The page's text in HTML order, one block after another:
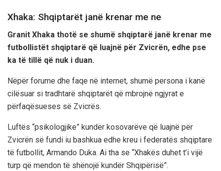
Xhaka: Shqiptarët janë krenar me ne
Granit Xhaka thotë se shumë shqiptarë janë krenar me
futbollistët shqiptarë që luajnë për Zvicrën, edhe pse
ka të tillë që nuk i duan.
Nëpër forume dhe faqe në internet, shumë persona i kanë
cilësuar si tradhtarë shqiptarët që mbrojnë ngjyrat e
përfaqësueses së Zvicrës.
Luftës “psikologjike” kundër kosovarëve që luajnë për
Zvicrën së fundi iu bashkua edhe kreu i federatës shqiptare
të futbollit, Armando Duka. Ai tha se “Xhakës duhet t’i vijë
turp që mendon të shënojë kundër Shqipërisë”.